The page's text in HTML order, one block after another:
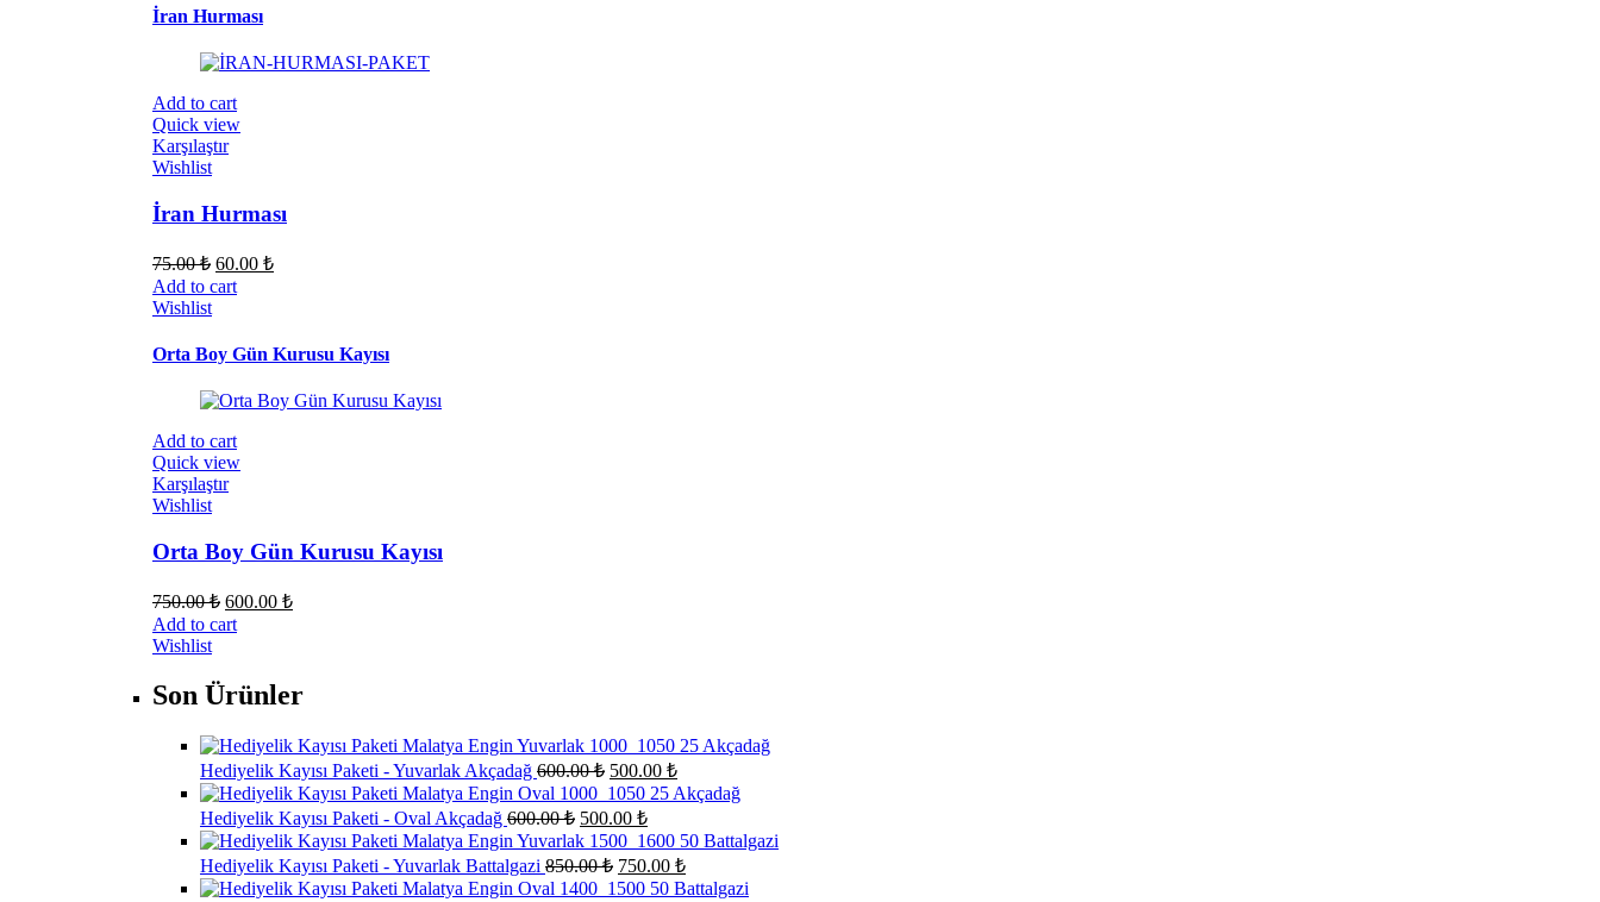
İran Hurması
Add to cart
Quick view
Karşılaştır
Wishlist
İran Hurması
75.00₺ 60.00 ₺
Add to cart
Wishlist
Orta Boy Gün Kurusu Kayısı
Add to cart
Quick view
Karşılaştır
Wishlist
Orta Boy Gün Kurusu Kayısı
750.00₺ 600.00 ₺
Add to cart
Wishlist
Son Ürünler
Hediyelik Kayısı Paketi - Yuvarlak Akçadağ 600.00₺ 500.00 ₺
Hediyelik Kayısı Paketi - Oval Akçadağ 600.00₺ 500.00 ₺
Hediyelik Kayısı Paketi - Yuvarlak Battalgazi 850.00₺ 750.00 ₺